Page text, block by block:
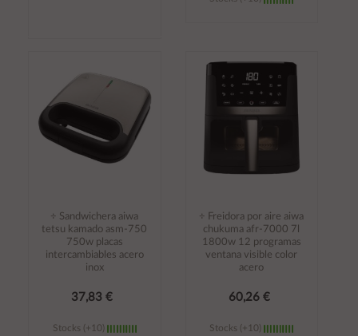
carrito
carrito
÷ Sandwichera aiwa
tetsu kamado asm-750
750w placas
intercambiables acero
inox
37,83 €
Stocks (+10)
÷ Freidora por aire aiwa
chukuma afr-7000 7l
1800w 12 programas
ventana visible color
acero
60,26 €
Stocks (+10)